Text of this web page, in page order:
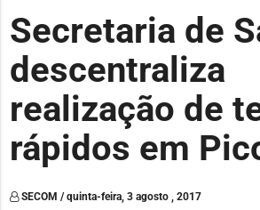
Secretaria de
descentraliza
realização de
rápidos em
SECOM / quinta-feira, 3 agosto , 2017